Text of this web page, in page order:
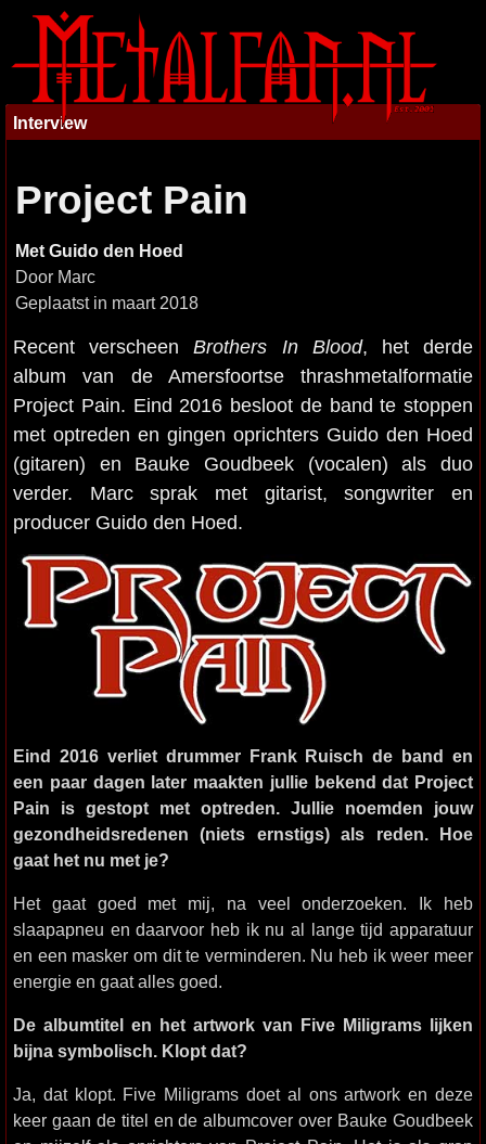
Interview
Project Pain
Met Guido den Hoed
Door Marc
Geplaatst in maart 2018
Recent verscheenBrothers In Blood, het derde
album van de Amersfoortse thrashmetalformatie
Project Pain. Eind 2016 besloot de band te stoppen
met optreden en gingen oprichters Guido den Hoed
(gitaren) en Bauke Goudbeek (vocalen) als duo
verder. Marc sprak met gitarist, songwriter en
producer Guido den Hoed.
Eind 2016 verliet drummer Frank Ruisch de band en
een paar dagen later maakten jullie bekend dat Project
Pain is gestopt met optreden. Jullie noemden jouw
gezondheidsredenen (niets ernstigs) als reden. Hoe
gaat het nu met je?
Het gaat goed met mij, na veel onderzoeken. Ik heb
slaapapneu en daarvoor heb ik nu al lange tijd apparatuur
en een masker om dit te verminderen. Nu heb ik weer meer
energie en gaat alles goed.
De albumtitel en het artwork van Five Miligrams lijken
bijna symbolisch. Klopt dat?
Ja, dat klopt. Five Miligrams doet al ons artwork en deze
keer gaan de titel en de albumcover over Bauke Goudbeek